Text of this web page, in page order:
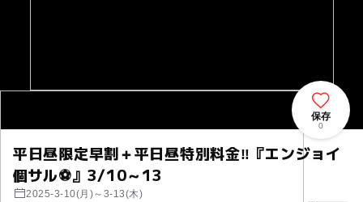
平日昼限定早割＋平日昼特別料金‼『エンジョイ
個サル⚽』3/10～13
2025-3-10(月)～3-13(木)
保存
0